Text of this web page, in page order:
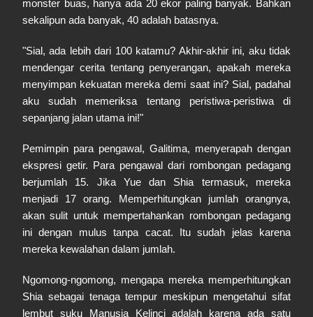
monster buas, hanya ada 20 ekor paling banyak. Bahkan
sekalipun ada banyak, 40 adalah batasnya.
"Sial, ada lebih dari 100 katamu? Akhir-akhir ini, aku tidak
mendengar cerita tentang penyerangan, apakah mereka
menyimpan kekuatan mereka demi saat ini? Sial, padahal
aku sudah memeriksa tentang peristiwa-peristiwa di
sepanjang jalan utama ini!"
Pemimpin para pengawal, Galitima, menyerapah dengan
ekspresi getir. Para pengawal dari rombongan pedagang
berjumlah 15. Jika Yue dan Shia termasuk, mereka
menjadi 17 orang. Memperhitungkan jumlah orangnya,
akan sulit untuk mempertahankan rombongan pedagang
ini dengan mulus tanpa cacat. Itu sudah jelas karena
mereka kewalahan dalam jumlah.
Ngomong-ngomong, mengapa mereka memperhitungkan
Shia sebagai tenaga tempur meskipun mengetahui sifat
lembut suku Manusia Kelinci adalah karena ada satu